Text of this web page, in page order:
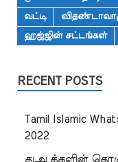
வட்டி
ஹஜ்ஜின் சட்டங்கள்
RECENT POSTS
Tamil Islamic
2022
துஆக்களின்